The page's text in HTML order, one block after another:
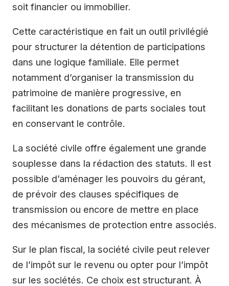
soit financier ou immobilier.
Cette caractéristique en fait un outil privilégié
pour structurer la détention de participations
dans une logique familiale. Elle permet
notamment d’organiser la transmission du
patrimoine de manière progressive, en
facilitant les donations de parts sociales tout
en conservant le contrôle.
La société civile offre également une grande
souplesse dans la rédaction des statuts. Il est
possible d’aménager les pouvoirs du gérant,
de prévoir des clauses spécifiques de
transmission ou encore de mettre en place
des mécanismes de protection entre associés.
Sur le plan fiscal, la société civile peut relever
de l’impôt sur le revenu ou opter pour l’impôt
sur les sociétés. Ce choix est structurant. À